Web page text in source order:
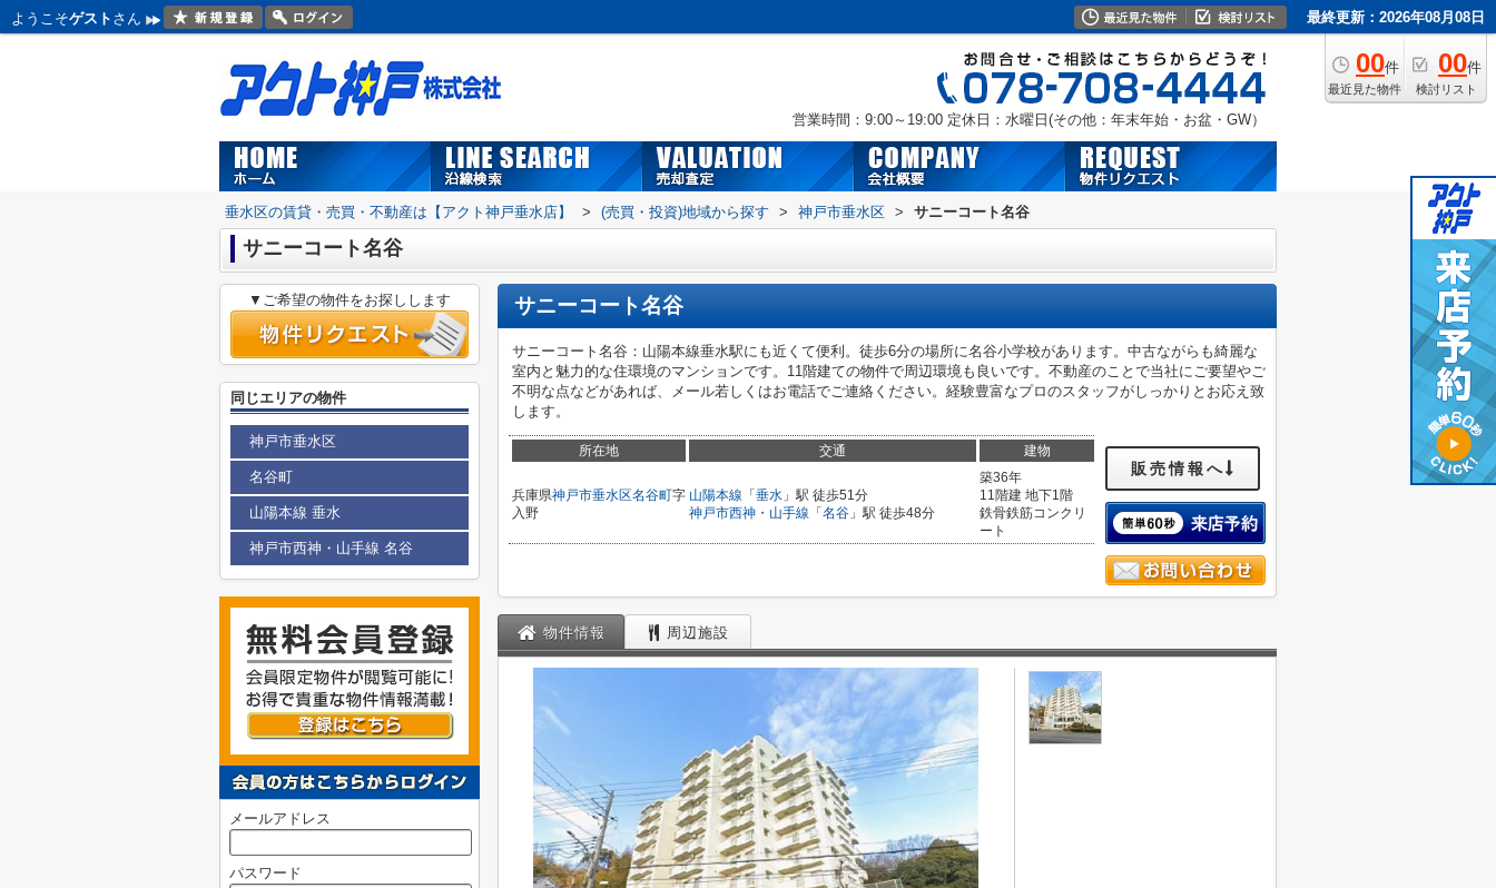
ようこそゲスト さん 最終更新：2026年08月08日
00件
最近見た物件
00件
検討リスト
営業時間：9:00～19:00 定休日：水曜日(その他：年末年始・お盆・GW）
垂水区の賃貸・売買・不動産は【アクト神戸垂水店】 > (売買・投資)地域から探す > 神戸市垂水区 > サニーコート名谷
サニーコート名谷
サニーコート名谷
サニーコート名谷：山陽本線垂水駅にも近くて便利。徒歩6分の場所に名谷小学校があります。中古ながらも綺麗な
室内と魅力的な住環境のマンションです。11階建ての物件で周辺環境も良いです。不動産のことで当社にご要望やご
不明な点などがあれば、メール若しくはお電話でご連絡ください。経験豊富なプロのスタッフがしっかりとお応え致
します。
所在地 交通 建物
兵庫県神戸市垂水区名谷町字
入野
山陽本線 「 垂水 」駅 徒歩51分
神戸市西神・山手線 「 名谷 」駅 徒歩48分
築36年
11階建 地下1階
鉄骨鉄筋コンクリ
ート
販売情報へ
物件情報 周辺施設
▼ご希望の物件をお探しします
同じエリアの物件
神戸市垂水区
名谷町
山陽本線 垂水
神戸市西神・山手線 名谷
メールアドレス
パスワード